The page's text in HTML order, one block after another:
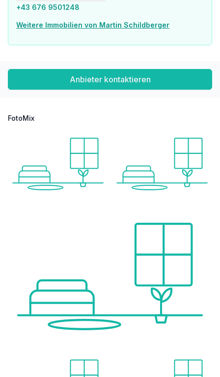
+43 676 9501248
Weitere Immobilien von Martin Schildberger
Anbieter kontaktieren
FotoMix